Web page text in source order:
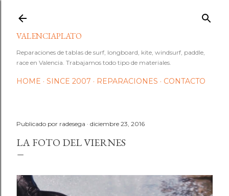
VALENCIAPLATO
Reparaciones de tablas de surf, longboard, kite, windsurf, paddle,
race en Valencia. Trabajamos todo tipo de materiales.
HOME SINCE 2007 REPARACIONES CONTACTO
Publicado por radesega diciembre 23, 2016
LA FOTO DEL VIERNES